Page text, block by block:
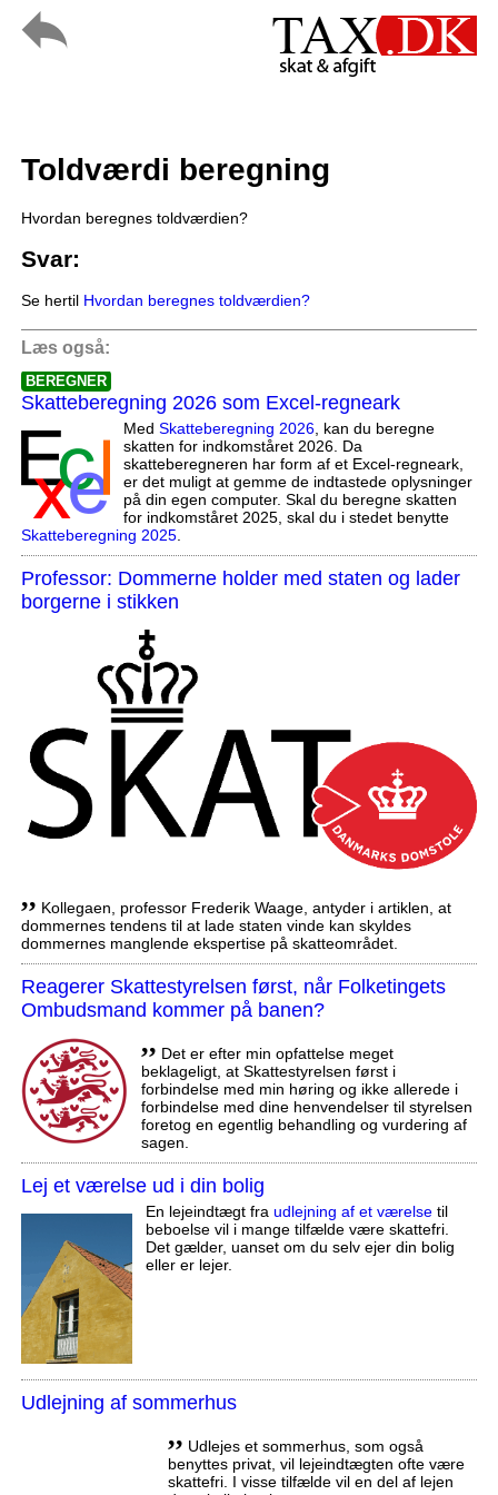
Toldværdi beregning
Hvordan beregnes toldværdien?
Svar:
Se hertil Hvordan beregnes toldværdien?
Læs også:
BEREGNER
Skatteberegning 2026 som Excel-regneark
Med Skatteberegning 2026, kan du beregne
skatten for indkomståret 2026. Da
skatteberegneren har form af et Excel-regneark,
er det muligt at gemme de indtastede oplysninger
på din egen computer. Skal du beregne skatten
for indkomståret 2025, skal du i stedet benytte
Skatteberegning 2025.
Professor: Dommerne holder med staten og lader
borgerne i stikken
,, Kollegaen, professor Frederik Waage, antyder i artiklen, at
dommernes tendens til at lade staten vinde kan skyldes
dommernes manglende ekspertise på skatteområdet.
Reagerer Skattestyrelsen først, når Folketingets
Ombudsmand kommer på banen?
,, Det er efter min opfattelse meget
beklageligt, at Skattestyrelsen først i
forbindelse med min høring og ikke allerede i
forbindelse med dine henvendelser til styrelsen
foretog en egentlig behandling og vurdering af
sagen.
Lej et værelse ud i din bolig
En lejeindtægt fra udlejning af et værelsetil
beboelse vil i mange tilfælde være skattefri.
Det gælder, uanset om du selv ejer din bolig
eller er lejer.
Udlejning af sommerhus
,, Udlejes et sommerhus, som også
benyttes privat, vil lejeindtægten ofte være
skattefri. I visse tilfælde vil en del af lejen